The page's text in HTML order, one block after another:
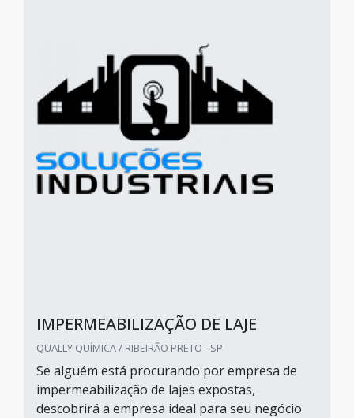
IMPERMEABILIZAÇÃO DE LAJE
QUALLY QUÍMICA / RIBEIRÃO PRETO - SP
Se alguém está procurando por empresa de
impermeabilização de lajes expostas,
descobrirá a empresa ideal para seu negócio.